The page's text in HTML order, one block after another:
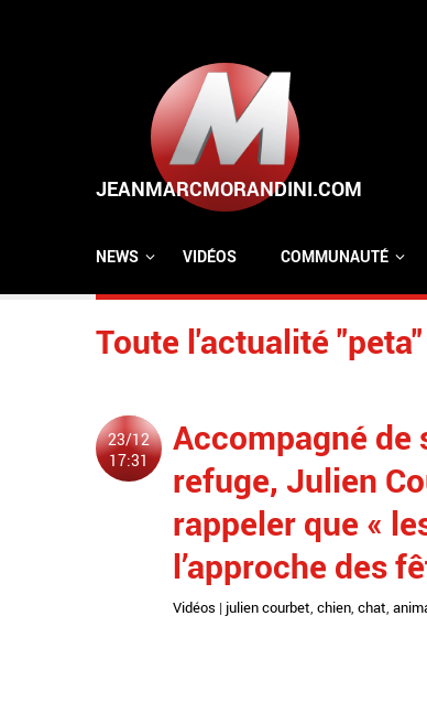
NEWS VIDÉOS COMMUNAUTÉ
Toute l'actualité "peta"
23/12
17:31
Accompagné de
refuge, Julien
rappeler que «
l’approche des
Vidéos | julien courbet, chien, chat,